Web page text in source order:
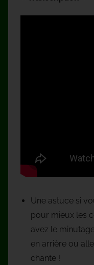
Une astuce si
pour mieux les
avez le
en arrière ou
chante !